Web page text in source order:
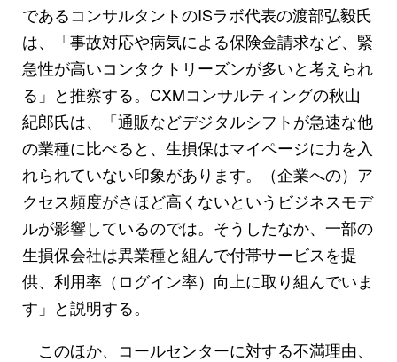
であるコンサルタントのISラボ代表の渡部弘毅氏
は、「事故対応や病気による保険金請求など、緊
急性が高いコンタクトリーズンが多いと考えられ
る」と推察する。CXMコンサルティングの秋山
紀郎氏は、「通販などデジタルシフトが急速な他
の業種に比べると、生損保はマイページに力を入
れられていない印象があります。（企業への）ア
クセス頻度がさほど高くないというビジネスモデ
ルが影響しているのでは。そうしたなか、一部の
生損保会社は異業種と組んで付帯サービスを提
供、利用率（ログイン率）向上に取り組んでいま
す」と説明する。
このほか、コールセンターに対する不満理由、